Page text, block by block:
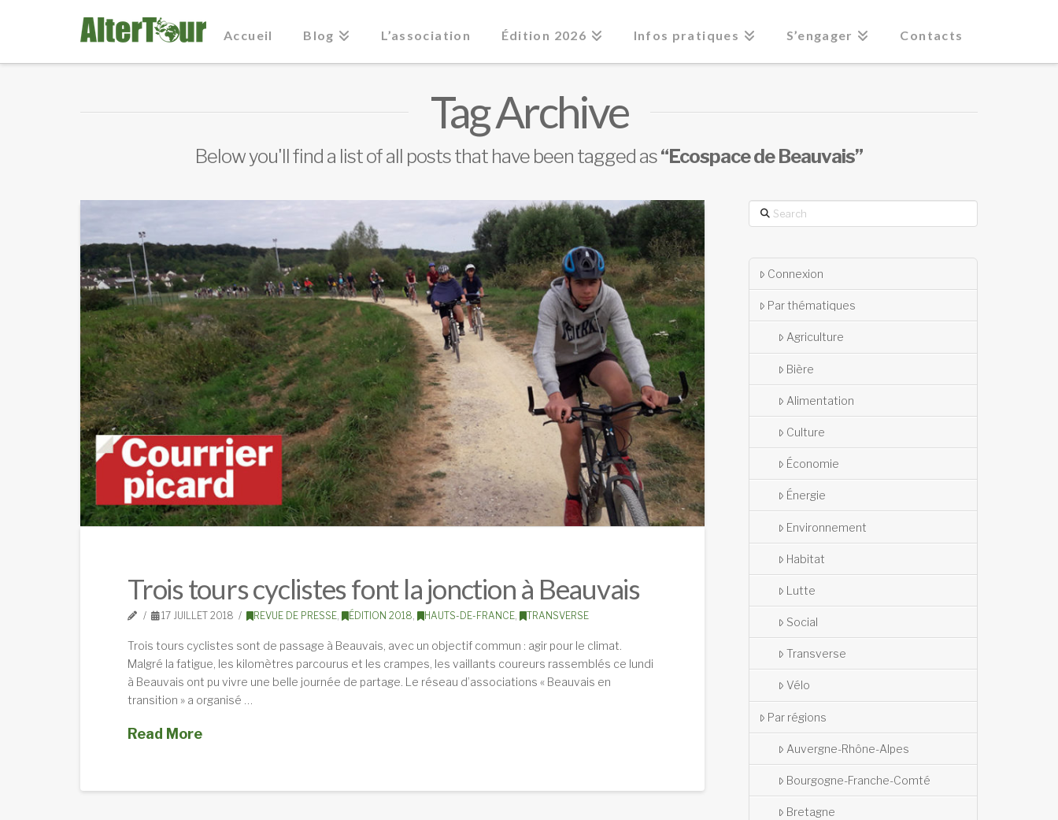
Accueil Blog L’association Édition 2026 Infos pratiques S’engager Contacts
Tag Archive
Below you'll find a list of all posts that have been tagged as“Ecospace de Beauvais”
Trois tours cyclistes font la jonction à Beauvais
17 JUILLET 2018 REVUE DE PRESSE, ÉDITION 2018 HAUTS-DE-FRANCE, TRANSVERSE
Trois tours cyclistes sont de passage à Beauvais, avec un objectif commun : agir pour le climat.
Malgré la fatigue, les kilomètres parcourus et les crampes, les vaillants coureurs rassemblés ce lundi
à Beauvais ont pu vivre une belle journée de partage. Le réseau d’associations « Beauvais en
transition » a organisé …
Read More
Search
Connexion
Par thématiques
Agriculture
Bière
Alimentation
Culture
Économie
Énergie
Environnement
Habitat
Lutte
Social
Transverse
Vélo
Par régions
Auvergne-Rhône-Alpes
Bourgogne-Franche-Comté
Bretagne